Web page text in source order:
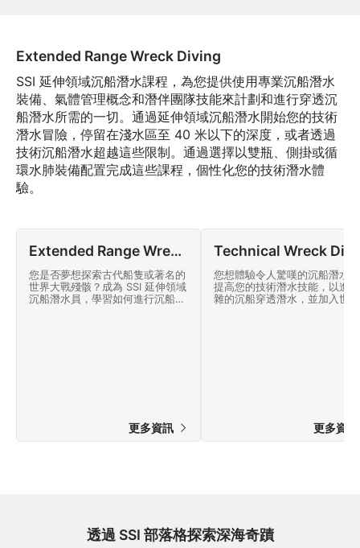
Extended Range Wreck Diving
SSI 延伸領域沉船潛水課程，為您提供使用專業沉船潛水
裝備、氣體管理概念和潛伴團隊技能來計劃和進行穿透沉
船潛水所需的一切。通過延伸領域沉船潛水開始您的技術
潛水冒險，停留在淺水區至 40 米以下的深度，或者透過
技術沉船潛水超越這些限制。通過選擇以雙瓶、側掛或循
環水肺裝備配置完成這些課程，個性化您的技術潛水體
驗。
Extended Range Wreck Diving
您是否夢想探索古代船隻或著名的
世界大戰殘骸？成為 SSI 延伸領域
沉船潛水員，學習如何進行沉船穿
更多資訊
您想體驗令人驚嘆的沉船潛水
提高您的技術潛水技能，以進
雜的沉船穿透潛水，並加入世
更多資
透過 SSI 部落格探索深海奇蹟